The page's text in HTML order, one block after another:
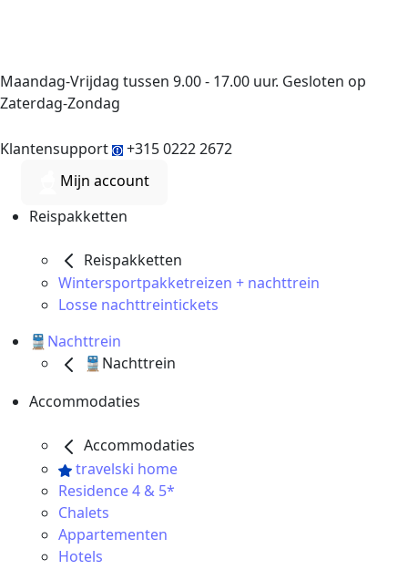
Maandag-Vrijdag tussen 9.00 - 17.00 uur. Gesloten op
Zaterdag-Zondag
Klantensupport
+315 0222 2672
Mijn account
Reispakketten
Reispakketten
Wintersportpakketreizen + nachttrein
Losse nachttreintickets
🚆Nachttrein
🚆Nachttrein
Accommodaties
Accommodaties
travelski home
Residence 4 & 5*
Chalets
Appartementen
Hotels